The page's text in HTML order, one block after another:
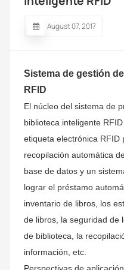
August 07, 2017
Sistema de gestión
RFID
El núcleo del sistema de
biblioteca inteligente
etiqueta electrónica RFID
recopilación automática
base de datos y un
lograr el préstamo
inventario de libros, los
de libros, la seguridad de
de biblioteca, la
información, etc.